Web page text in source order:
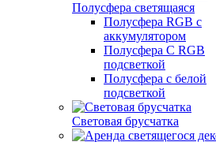
Полусфера светящаяся
Полусфера RGB с
аккумулятором
Полусфера С RGB
подсветкой
Полусфера с белой
подсветкой
Световая брусчатка